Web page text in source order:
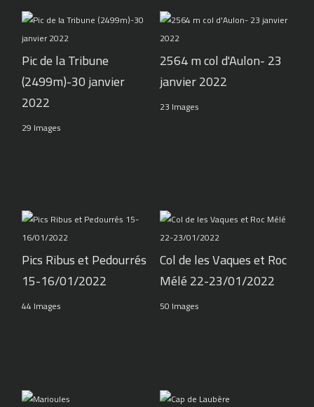
Pic de la Tribune
(2499m)-30 janvier
2022
29 Images
2564 m col d'Aulon- 23
janvier 2022
23 Images
Pics Ribus et Pedourrés
15-16/01/2022
44 Images
Col de les Vaques et Roc
Mélé 22-23/01/2022
50 Images